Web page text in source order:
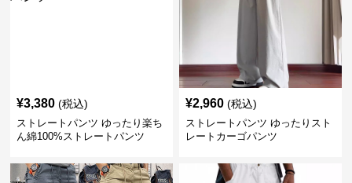
¥3,380 (税込)
ストレートパンツ ゆったり楽ち
ん綿100%ストレートパンツ
¥2,960 (税込)
ストレートパンツ ゆったりスト
レートカーゴパンツ